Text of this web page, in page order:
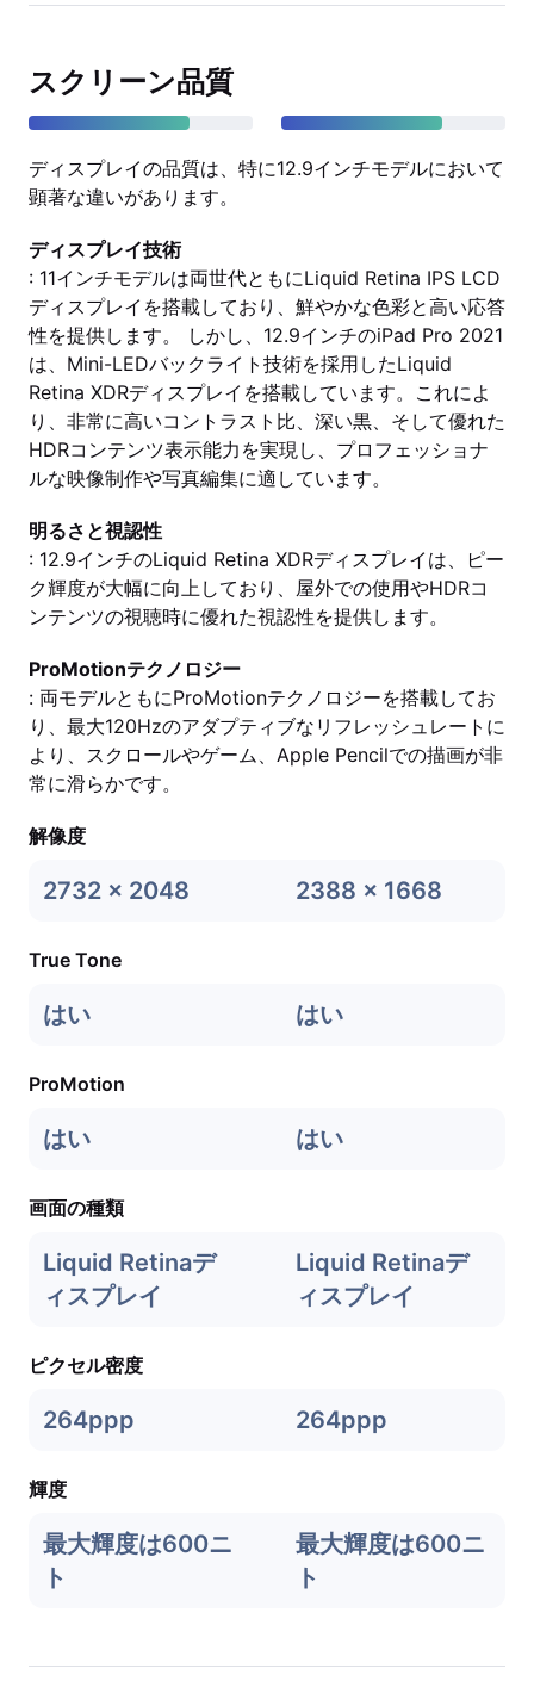
スクリーン品質
ディスプレイの品質は、特に12.9インチモデルにおいて
顕著な違いがあります。
ディスプレイ技術
: 11インチモデルは両世代ともにLiquid Retina IPS LCD
ディスプレイを搭載しており、鮮やかな色彩と高い応答
性を提供します。 しかし、12.9インチのiPad Pro 2021
は、Mini-LEDバックライト技術を採用したLiquid
Retina XDRディスプレイを搭載しています。これによ
り、非常に高いコントラスト比、深い黒、そして優れた
HDRコンテンツ表示能力を実現し、プロフェッショナ
ルな映像制作や写真編集に適しています。
明るさと視認性
: 12.9インチのLiquid Retina XDRディスプレイは、ピー
ク輝度が大幅に向上しており、屋外での使用やHDRコ
ンテンツの視聴時に優れた視認性を提供します。
ProMotionテクノロジー
: 両モデルともにProMotionテクノロジーを搭載してお
り、最大120Hzのアダプティブなリフレッシュレートに
より、スクロールやゲーム、Apple Pencilでの描画が非
常に滑らかです。
解像度
2732 x 2048 2388 x 1668
True Tone
はい はい
ProMotion
はい はい
画面の種類
Liquid Retinaデ
ィスプレイ
Liquid Retinaデ
ィスプレイ
ピクセル密度
264ppp 264ppp
輝度
最大輝度は600ニ
ト
最大輝度は600ニ
ト